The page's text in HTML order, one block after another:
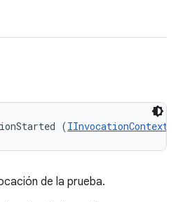
(IInvocationContext
de la prueba.